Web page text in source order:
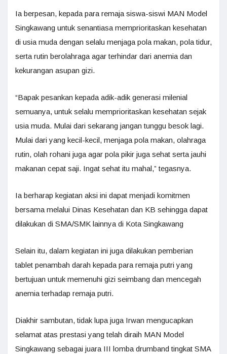
Ia berpesan, kepada para remaja siswa-siswi MAN Model
Singkawang untuk senantiasa memprioritaskan kesehatan
di usia muda dengan selalu menjaga pola makan, pola tidur,
serta rutin berolahraga agar terhindar dari anemia dan
kekurangan asupan gizi.
“Bapak pesankan kepada adik-adik generasi milenial
semuanya, untuk selalu memprioritaskan kesehatan sejak
usia muda. Mulai dari sekarang jangan tunggu besok lagi.
Mulai dari yang kecil-kecil, menjaga pola makan, olahraga
rutin, olah rohani juga agar pola pikir juga sehat serta jauhi
makanan cepat saji. Ingat sehat itu mahal,” tegasnya.
Ia berharap kegiatan aksi ini dapat menjadi komitmen
bersama melalui Dinas Kesehatan dan KB sehingga dapat
dilakukan di SMA/SMK lainnya di Kota Singkawang
Selain itu, dalam kegiatan ini juga dilakukan pemberian
tablet penambah darah kepada para remaja putri yang
bertujuan untuk memenuhi gizi seimbang dan mencegah
anemia terhadap remaja putri.
Diakhir sambutan, tidak lupa juga Irwan mengucapkan
selamat atas prestasi yang telah diraih MAN Model
Singkawang sebagai juara III lomba drumband tingkat SMA